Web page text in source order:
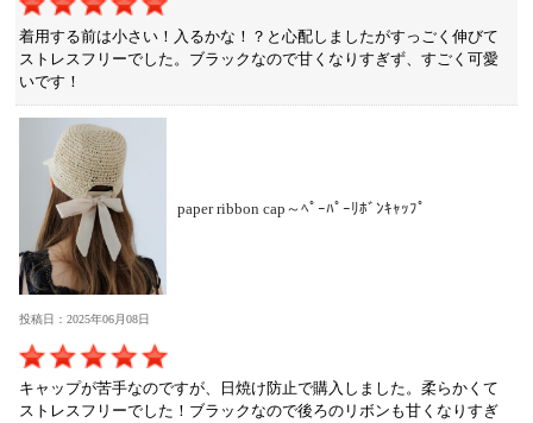
着用する前は小さい！入るかな！？と心配しましたがすっごく伸びて
ストレスフリーでした。ブラックなので甘くなりすぎず、すごく可愛
いです！
paper ribbon cap～ﾍﾟｰﾊﾟｰﾘﾎﾞﾝｷｬｯﾌﾟ
投稿日：2025年06月08日
キャップが苦手なのですが、日焼け防止で購入しました。柔らかくて
ストレスフリーでした！ブラックなので後ろのリボンも甘くなりすぎ